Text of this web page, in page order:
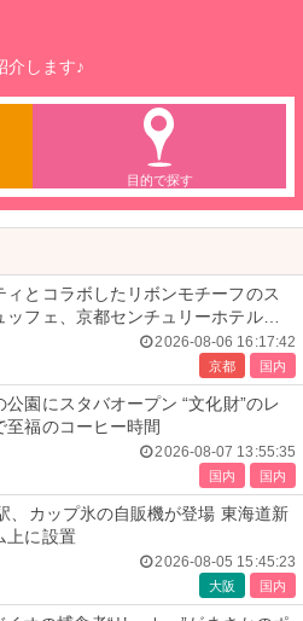
介します♪
目的で探す
ィとコラボしたリボンモチーフのス
ッフェ、京都センチュリーホテルで
2026-08-06 16:17:42
京都 国内
公園にスタバオープン “文化財”のレ
至福のコーヒー時間
2026-08-07 13:55:35
国内 国内
、カップ氷の自販機が登場 東海道新
上に設置
2026-08-05 15:45:23
大阪 国内